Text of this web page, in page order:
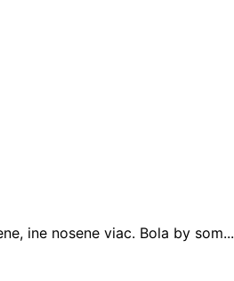
ine nosene viac. Bola by som...